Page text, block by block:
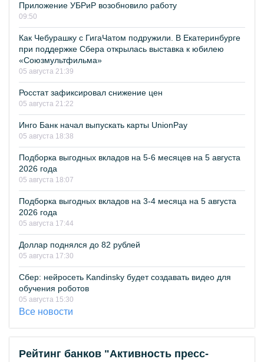
Приложение УБРиР возобновило работу
09:50
Как Чебурашку с ГигаЧатом подружили. В Екатеринбурге
при поддержке Сбера открылась выставка к юбилею
«Союзмультфильма»
05 августа 21:39
Росстат зафиксировал снижение цен
05 августа 21:22
Инго Банк начал выпускать карты UnionPay
05 августа 18:38
Подборка выгодных вкладов на 5-6 месяцев на 5 августа
2026 года
05 августа 18:07
Подборка выгодных вкладов на 3-4 месяца на 5 августа
2026 года
05 августа 17:44
Доллар поднялся до 82 рублей
05 августа 17:30
Сбер: нейросеть Kandinsky будет создавать видео для
обучения роботов
05 августа 15:30
Все новости
Рейтинг банков "Активность пресс-